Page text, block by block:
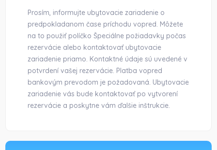
Prosím, informujte ubytovacie zariadenie o
predpokladanom čase príchodu vopred. Môžete
na to použiť políčko Špeciálne požiadavky počas
rezervácie alebo kontaktovať ubytovacie
zariadenie priamo. Kontaktné údaje sú uvedené v
potvrdení vašej rezervácie. Platba vopred
bankovým prevodom je požadovaná. Ubytovacie
zariadenie vás bude kontaktovať po vytvorení
rezervácie a poskytne vám ďalšie inštrukcie.